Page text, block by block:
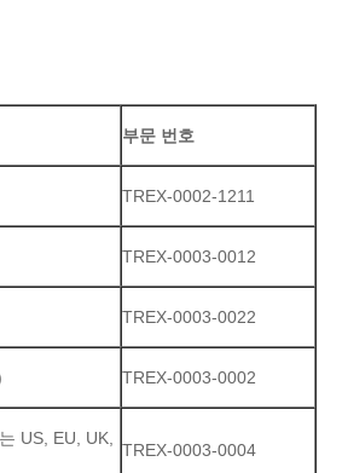
부문 번호
TREX-0002-1211
TREX-0003-0012
TREX-0003-0022
TREX-0003-0002
US, EU, UK,
TREX-0003-0004